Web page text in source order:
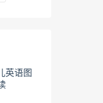
英语图